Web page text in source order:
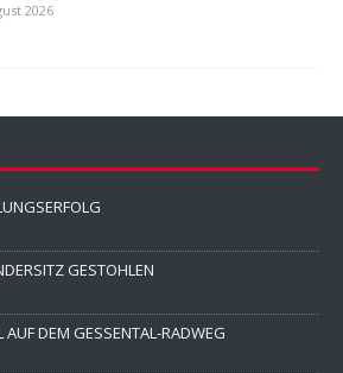
2026
GESTOHLEN
DEM GESSENTAL-RADWEG